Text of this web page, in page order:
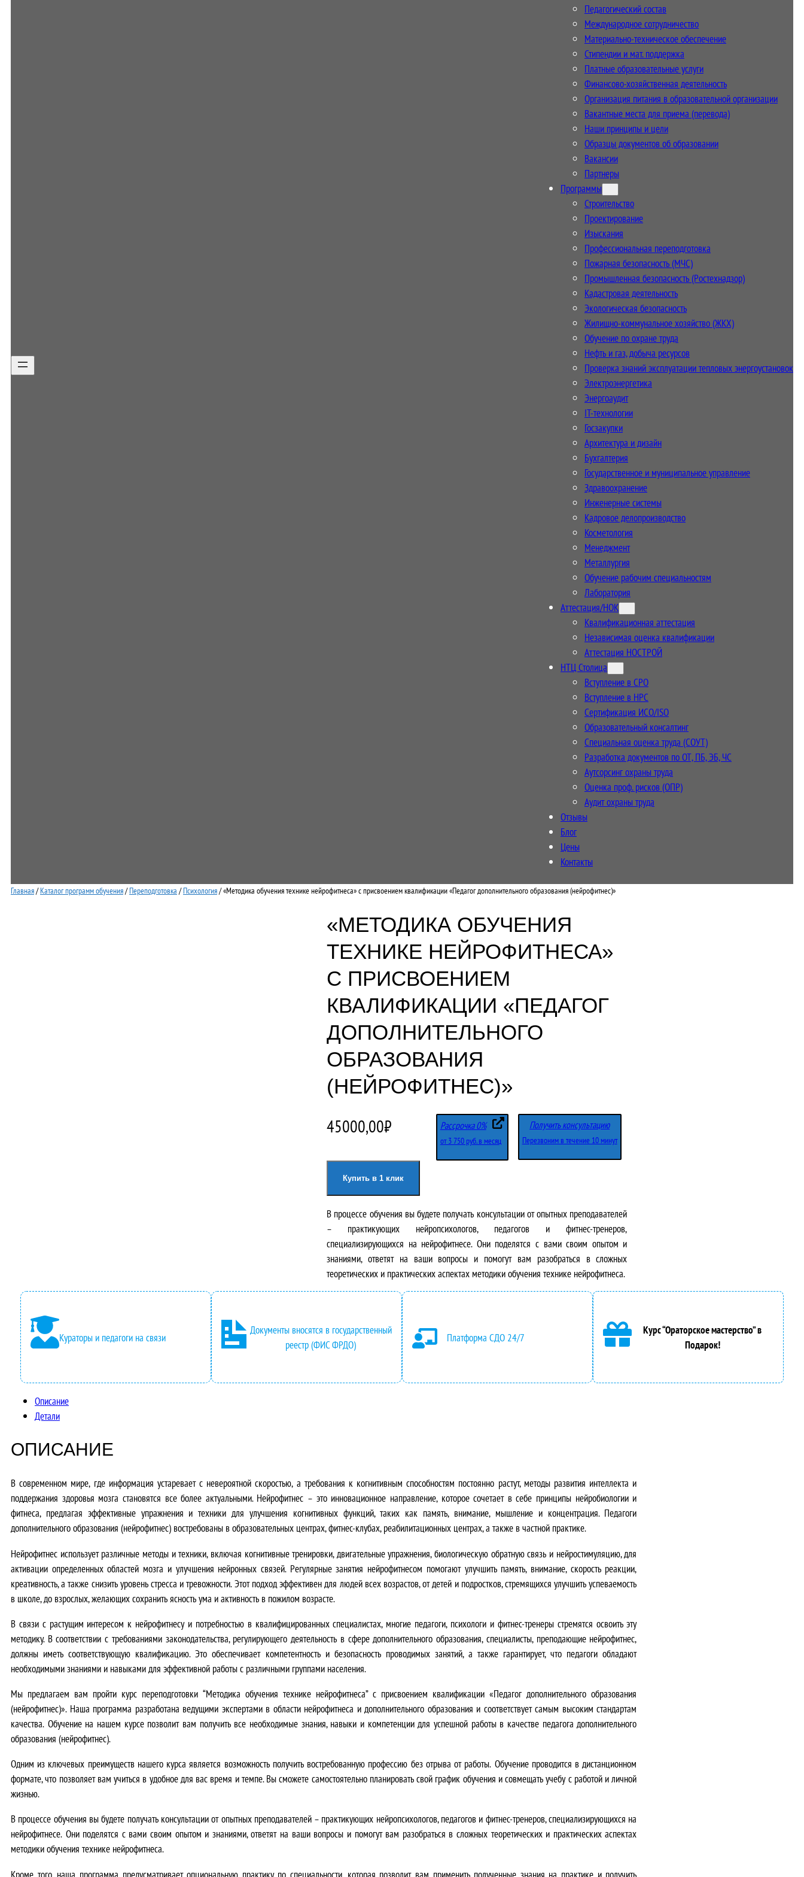
Педагогический состав
Международное сотрудничество
Материально-техническое обеспечение
Стипендии и мат. поддержка
Платные образовательные услуги
Финансово-хозяйственная деятельность
Организация питания в образовательной организации
Вакантные места для приема (перевода)
Наши принципы и цели
Образцы документов об образовании
Вакансии
Партнеры
Программы
Строительство
Проектирование
Изыскания
Профессиональная переподготовка
Пожарная безопасность (МЧС)
Промышленная безопасность (Ростехнадзор)
Кадастровая деятельность
Экологическая безопасность
Жилищно-коммунальное хозяйство (ЖКХ)
Обучение по охране труда
Нефть и газ, добыча ресурсов
Проверка знаний эксплуатации тепловых энергоустановок
Электроэнергетика
Энергоаудит
IT-технологии
Госзакупки
Архитектура и дизайн
Бухгалтерия
Государственное и муниципальное управление
Здравоохранение
Инженерные системы
Кадровое делопроизводство
Косметология
Менеджмент
Металлургия
Обучение рабочим специальностям
Лаборатория
Аттестация/НОК
Квалификационная аттестация
Независимая оценка квалификации
Аттестация НОСТРОЙ
НТЦ Столица
Вступление в СРО
Вступление в НРС
Сертификация ИСО/ISO
Образовательный консалтинг
Специальная оценка труда (СОУТ)
Разработка документов по ОТ, ПБ, ЭБ, ЧС
Аутсорсинг охраны труда
Оценка проф. рисков (ОПР)
Аудит охраны труда
Отзывы
Блог
Цены
Контакты
Главная/Каталог программ обучения/Переподготовка /Психология/ «Методика обучения технике нейрофитнеса» с присвоением квалификации «Педагог дополнительного образования (нейрофитнес)»
«МЕТОДИКА ОБУЧЕНИЯ
ТЕХНИКЕ НЕЙРОФИТНЕСА»
С ПРИСВОЕНИЕМ
КВАЛИФИКАЦИИ «ПЕДАГОГ
ДОПОЛНИТЕЛЬНОГО
ОБРАЗОВАНИЯ
(НЕЙРОФИТНЕС)»
45000,00₽ Рассрочка 0%
от 3 750 руб. в месяц
Получить консультацию
Перезвоним в течение 10 минут
Купить в 1 клик
В процессе обучения вы будете получать консультации от опытных преподавателей
– практикующих нейропсихологов, педагогов и фитнес-тренеров,
специализирующихся на нейрофитнесе. Они поделятся с вами своим опытом и
знаниями, ответят на ваши вопросы и помогут вам разобраться в сложных
теоретических и практических аспектах методики обучения технике нейрофитнеса.
Кураторы и педагоги на связи
Документы вносятся в государственный
реестр (ФИС ФРДО)
Платформа СДО 24/7
Курс “Ораторское мастерство” в
Подарок!
Описание
Детали
ОПИСАНИЕ
В современном мире, где информация устаревает с невероятной скоростью, а требования к когнитивным способностям постоянно растут, методы развития интеллекта и
поддержания здоровья мозга становятся все более актуальными. Нейрофитнес – это инновационное направление, которое сочетает в себе принципы нейробиологии и
фитнеса, предлагая эффективные упражнения и техники для улучшения когнитивных функций, таких как память, внимание, мышление и концентрация. Педагоги
дополнительного образования (нейрофитнес) востребованы в образовательных центрах, фитнес-клубах, реабилитационных центрах, а также в частной практике.
Нейрофитнес использует различные методы и техники, включая когнитивные тренировки, двигательные упражнения, биологическую обратную связь и нейростимуляцию, для
активации определенных областей мозга и улучшения нейронных связей. Регулярные занятия нейрофитнесом помогают улучшить память, внимание, скорость реакции,
креативность, а также снизить уровень стресса и тревожности. Этот подход эффективен для людей всех возрастов, от детей и подростков, стремящихся улучшить успеваемость
в школе, до взрослых, желающих сохранить ясность ума и активность в пожилом возрасте.
В связи с растущим интересом к нейрофитнесу и потребностью в квалифицированных специалистах, многие педагоги, психологи и фитнес-тренеры стремятся освоить эту
методику. В соответствии с требованиями законодательства, регулирующего деятельность в сфере дополнительного образования, специалисты, преподающие нейрофитнес,
должны иметь соответствующую квалификацию. Это обеспечивает компетентность и безопасность проводимых занятий, а также гарантирует, что педагоги обладают
необходимыми знаниями и навыками для эффективной работы с различными группами населения.
Мы предлагаем вам пройти курс переподготовки “Методика обучения технике нейрофитнеса” с присвоением квалификации «Педагог дополнительного образования
(нейрофитнес)». Наша программа разработана ведущими экспертами в области нейрофитнеса и дополнительного образования и соответствует самым высоким стандартам
качества. Обучение на нашем курсе позволит вам получить все необходимые знания, навыки и компетенции для успешной работы в качестве педагога дополнительного
образования (нейрофитнес).
Одним из ключевых преимуществ нашего курса является возможность получить востребованную профессию без отрыва от работы. Обучение проводится в дистанционном
формате, что позволяет вам учиться в удобное для вас время и темпе. Вы сможете самостоятельно планировать свой график обучения и совмещать учебу с работой и личной
жизнью.
В процессе обучения вы будете получать консультации от опытных преподавателей – практикующих нейропсихологов, педагогов и фитнес-тренеров, специализирующихся на
нейрофитнесе. Они поделятся с вами своим опытом и знаниями, ответят на ваши вопросы и помогут вам разобраться в сложных теоретических и практических аспектах
методики обучения технике нейрофитнеса.
Кроме того, наша программа предусматривает опциональную практику по специальности , которая позволит вам применить полученные знания на практике и получить